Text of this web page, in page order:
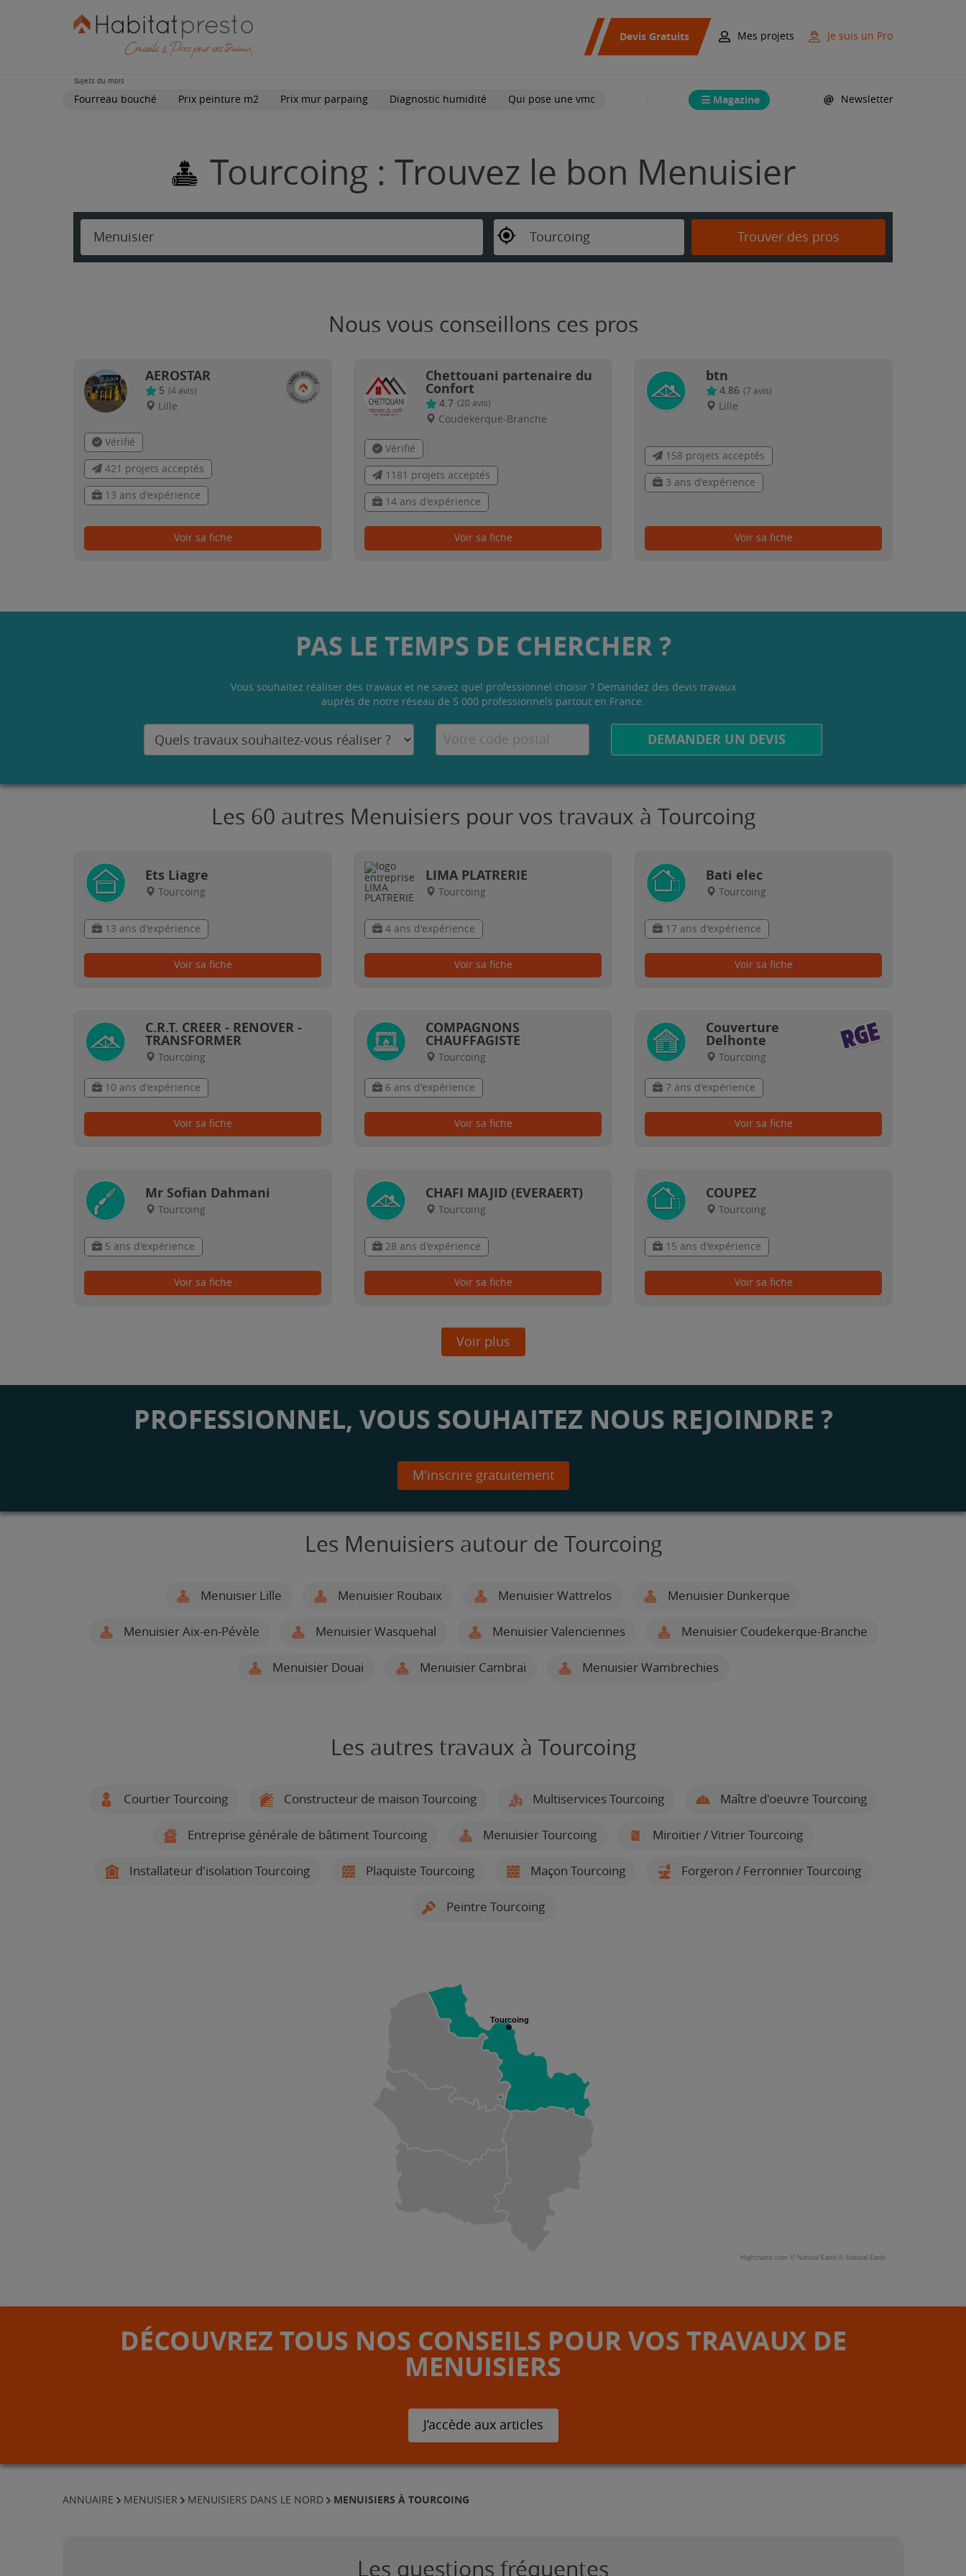
Devis Gratuits Mes projets Je suis un Pro
Sujets du mois
Fourreau bouché Prix peinture m2 Prix mur parpaing Diagnostic humidité Qui pose une vmc Magazine Newsletter
Tourcoing : Trouvez le bon Menuisier
Menuisier Tourcoing Trouver des pros
Nous vous conseillons ces pros
AEROSTAR
5 (4 avis)
Lille
Vérifié
421 projets acceptés
13 ans d'expérience
Voir sa fiche
Chettouani partenaire du
Confort
4.7 (20 avis)
Coudekerque-Branche
Vérifié
1181 projets acceptés
14 ans d'expérience
Voir sa fiche
btn
4.86 (7 avis)
Lille
158 projets acceptés
3 ans d'expérience
Voir sa fiche
PAS LE TEMPS DE CHERCHER ?
Vous souhaitez réaliser des travaux et ne savez quel professionnel choisir ? Demandez des devis travaux
auprès de notre réseau de 5 000 professionnels partout en France.
DEMANDER UN DEVIS
Les 60 autres Menuisiers pour vos travaux à Tourcoing
Ets Liagre
Tourcoing
13 ans d'expérience
Voir sa fiche
LIMA PLATRERIE
Tourcoing
4 ans d'expérience
Voir sa fiche
Bati elec
Tourcoing
17 ans d'expérience
Voir sa fiche
C.R.T. CREER - RENOVER -
TRANSFORMER
Tourcoing
10 ans d'expérience
Voir sa fiche
COMPAGNONS
CHAUFFAGISTE
Tourcoing
6 ans d'expérience
Voir sa fiche
Couverture
Delhonte
Tourcoing
7 ans d'expérience
Voir sa fiche
Mr Sofian Dahmani
Tourcoing
5 ans d'expérience
Voir sa fiche
CHAFI MAJID (EVERAERT)
Tourcoing
28 ans d'expérience
Voir sa fiche
COUPEZ
Tourcoing
15 ans d'expérience
Voir sa fiche
Voir plus
PROFESSIONNEL, VOUS SOUHAITEZ NOUS REJOINDRE ?
M'inscrire gratuitement
Les Menuisiers autour de Tourcoing
Menuisier Lille Menuisier Roubaix Menuisier Wattrelos Menuisier Dunkerque
Menuisier Aix-en-Pévèle Menuisier Wasquehal Menuisier Valenciennes Menuisier Coudekerque-Branche
Menuisier Douai Menuisier Cambrai Menuisier Wambrechies
Les autres travaux à Tourcoing
Courtier Tourcoing Constructeur de maison Tourcoing Multiservices Tourcoing Maître d'oeuvre Tourcoing
Entreprise générale de bâtiment Tourcoing Menuisier Tourcoing Miroitier / Vitrier Tourcoing
Installateur d'isolation Tourcoing Plaquiste Tourcoing Maçon Tourcoing Forgeron / Ferronnier Tourcoing
Peintre Tourcoing
Tourcoing
Highcharts.com © Natural Earth © Natural Earth
DÉCOUVREZ TOUS NOS CONSEILS POUR VOS TRAVAUX DE
MENUISIERS
J’accède aux articles
ANNUAIRE MENUISIER MENUISIERS DANS LE NORD MENUISIERS À TOURCOING
Les questions fréquentes